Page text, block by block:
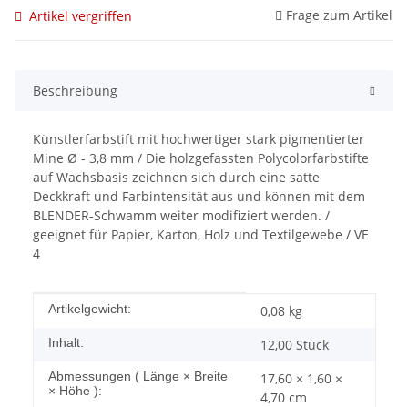
Artikel vergriffen Frage zum Artikel
Beschreibung
Künstlerfarbstift mit hochwertiger stark pigmentierter
Mine Ø - 3,8 mm / Die holzgefassten Polycolorfarbstifte
auf Wachsbasis zeichnen sich durch eine satte
Deckkraft und Farbintensität aus und können mit dem
BLENDER-Schwamm weiter modifiziert werden. /
geeignet für Papier, Karton, Holz und Textilgewebe / VE
4
Produkteigenschaft
Wert
Artikelgewicht: 0,08 kg
Inhalt: 12,00 Stück
Abmessungen ( Länge × Breite
× Höhe ):
17,60 × 1,60 ×
4,70 cm